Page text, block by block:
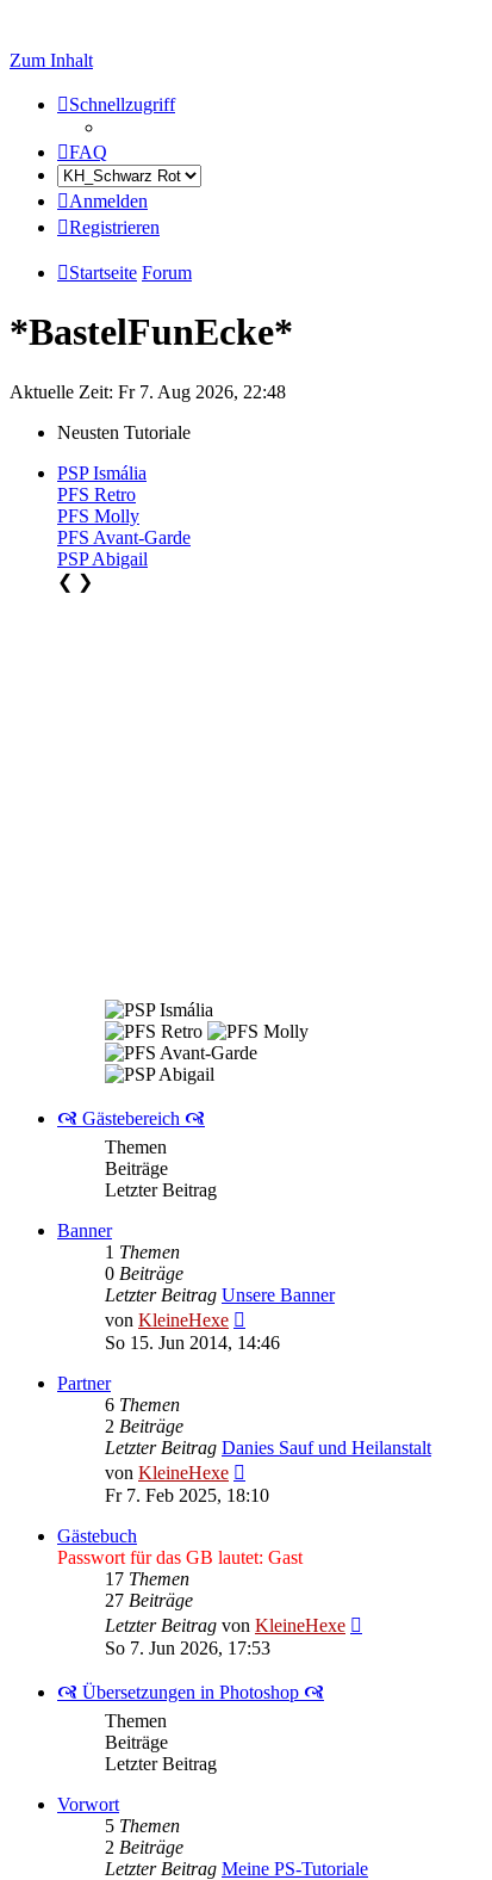
Zum Inhalt
Schnellzugriff
FAQ
Anmelden
Registrieren
Startseite Forum
*BastelFunEcke*
Aktuelle Zeit: Fr 7. Aug 2026, 22:48
Neusten Tutoriale
PSP Ismália
PFS Retro
PFS Molly
PFS Avant-Garde
PSP Abigail
❮ ❯
🙧 Gästebereich 🙧
Themen
Beiträge
Letzter Beitrag
Banner
1 Themen
0 Beiträge
Letzter Beitrag Unsere Banner
von KleineHexe
Beitrag
So 15. Jun 2014, 14:46
Partner
6 Themen
2 Beiträge
Letzter Beitrag Danies Sauf und Heilanstalt
von KleineHexe
Beitrag
Fr 7. Feb 2025, 18:10
Gästebuch
Passwort für das GB lautet: Gast
17 Themen
27 Beiträge
Letzter Beitrag von KleineHexe
So 7. Jun 2026, 17:53
🙧 Übersetzungen in Photoshop 🙧
Themen
Beiträge
Letzter Beitrag
Vorwort
5 Themen
2 Beiträge
Letzter Beitrag Meine PS-Tutoriale